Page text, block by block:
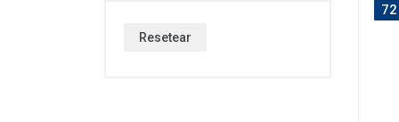
Resetear